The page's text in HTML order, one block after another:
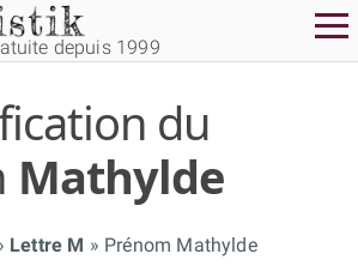
depuis 1999
du
Mathylde
Lettre M Prénom Mathylde
THÈME GRATUIT